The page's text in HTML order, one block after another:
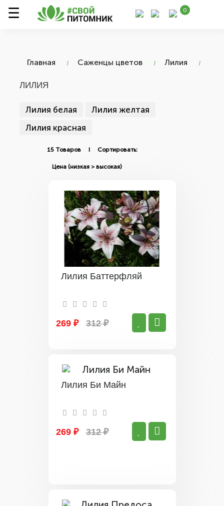
0
Главная Саженцы цветов Лилия
ЛИЛИЯ
Лилия белая
Лилия желтая
Лилия красная
15 Товаров I Сортировать:
Лилия Баттерфляй
269 ₽ 312 ₽
Лилия Би Майн
269 ₽ 312 ₽